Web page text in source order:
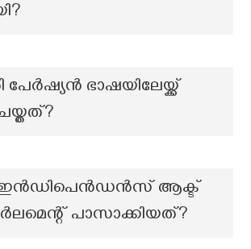
പേർഷ്യൻ ഭാഷയിലേയ്ക്ക്
ഇൻഡിപെൻഡൻസ് ആക്ട്
പാസാക്കിയത്?